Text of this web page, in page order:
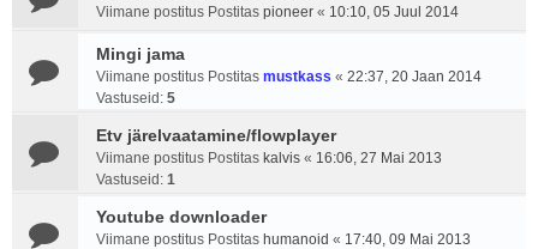
Viimane postitus Postitas pioneer « 10:10, 05 Juul 2014
Mingi jama
Viimane postitus Postitas mustkass « 22:37, 20 Jaan 2014
Vastuseid: 5
Etv järelvaatamine/flowplayer
Viimane postitus Postitas kalvis « 16:06, 27 Mai 2013
Vastuseid: 1
Youtube downloader
Viimane postitus Postitas humanoid « 17:40, 09 Mai 2013